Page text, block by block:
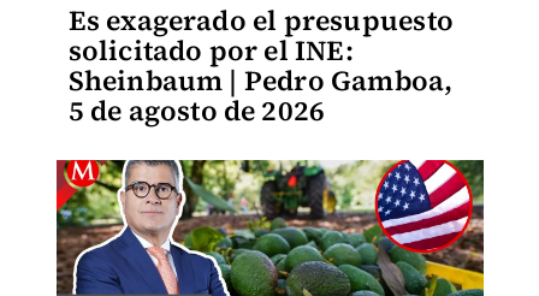
Es exagerado el presupuesto
solicitado por el INE:
Sheinbaum | Pedro Gamboa,
5 de agosto de 2026